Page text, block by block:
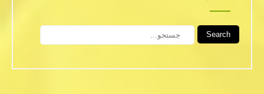
Search